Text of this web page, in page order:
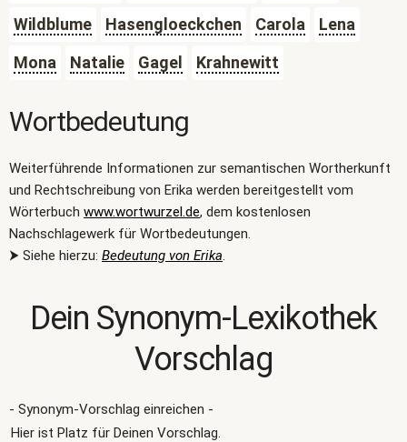
Wildblume
Hasengloeckchen Carola
Lena
Mona
Natalie Gagel Krahnewitt
Wortbedeutung
Weiterführende Informationen zur semantischen Wortherkunft
und Rechtschreibung von Erika werden bereitgestellt vom
Wörterbuch www.wortwurzel.de, dem kostenlosen
Nachschlagewerk für Wortbedeutungen.
⮞ Siehe hierzu: Bedeutung von Erika.
Dein Synonym-Lexikothek
Vorschlag
- Synonym-Vorschlag einreichen -
Hier ist Platz für Deinen Vorschlag.